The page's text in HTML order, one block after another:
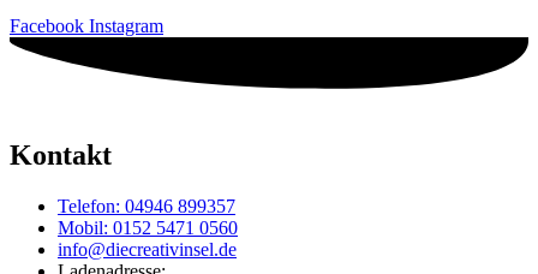
Facebook Instagram
Kontakt
Telefon: 04946 899357
Mobil: 0152 5471 0560
info@diecreativinsel.de